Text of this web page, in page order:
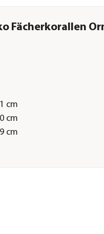
Fächerkorallen
cm
cm
cm